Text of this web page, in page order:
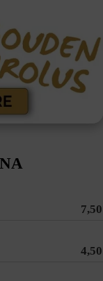
7,50
4,50